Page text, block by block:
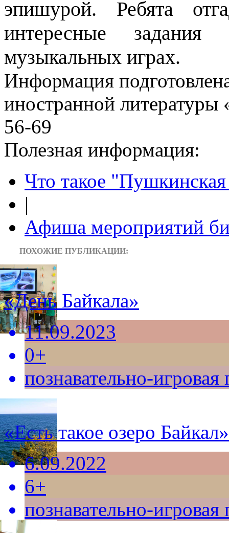
эпишурой. Ребята
интересные
музыкальных играх.
Информация
иностранной
56-69
Полезная информация:
Что такое "Пушкинская
|
Афиша мероприятий
ПОХОЖИЕ ПУБЛИКАЦИИ:
«День Байкала»
11.09.2023
0+
познавательно-
«Есть такое озеро
6.09.2022
6+
познавательно-